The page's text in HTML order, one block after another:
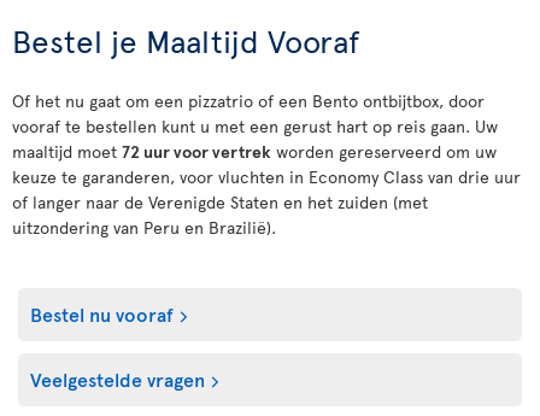
Bestel je Maaltijd Vooraf
Of het nu gaat om een pizzatrio of een Bento ontbijtbox, door
vooraf te bestellen kunt u met een gerust hart op reis gaan. Uw
maaltijd moet 72 uur voor vertrek worden gereserveerd om uw
keuze te garanderen, voor vluchten in Economy Class van drie uur
of langer naar de Verenigde Staten en het zuiden (met
uitzondering van Peru en Brazilië).
Bestel nu vooraf
Veelgestelde vragen